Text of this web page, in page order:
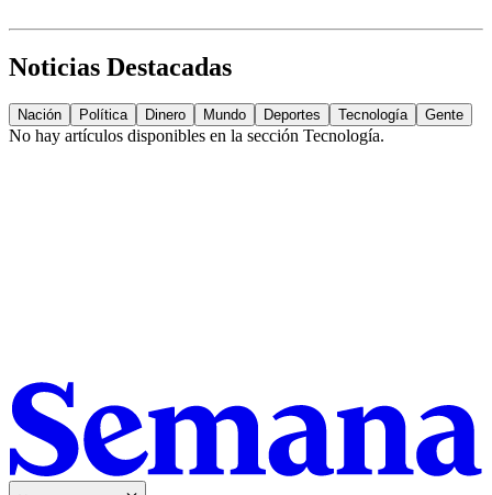
Noticias Destacadas
Nación Política Dinero Mundo Deportes Tecnología Gente
No hay artículos disponibles en la sección Tecnología.